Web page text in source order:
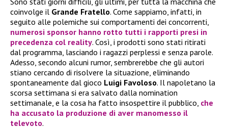
coinvolge il Grande Fratello. Come sappiamo, infatti, in
seguito alle polemiche sui comportamenti dei concorrenti,
numerosi sponsor hanno rotto tutti i rapporti presi in
precedenza col reality. Così, i prodotti sono stati ritirati
dal programma, lasciando i ragazzi perplessi e senza parole.
Adesso, secondo alcuni rumor, sembrerebbe che gli autori
stiano cercando di risolvere la situazione, eliminando
spontaneamente dal gioco Luigi Favoloso. Il napoletano la
scorsa settimana si era salvato dalla nomination
settimanale, e la cosa ha fatto insospettire il pubblico, che
ha accusato la produzione di aver manomesso il
televoto.